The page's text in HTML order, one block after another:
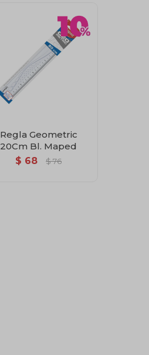
Regla Geometric
20Cm Bl. Maped
$ 68 $ 76